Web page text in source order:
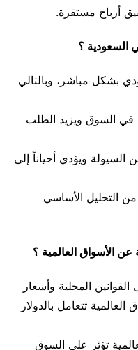
أرباح مستقرة.
السعودية ؟
بشكل مباشر، وبالتالي
في السوق ويزيد الطلب
ويؤدي أحياناً إلى
التحليل الأساسي
الأسواق العالمية ؟
المحلية وأسعار
تتعامل بالدولار
تؤثر على السوق